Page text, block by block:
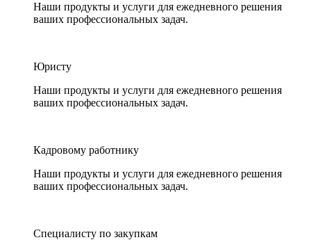
Наши продукты и услуги для ежедневного решения
ваших профессиональных задач.
Юристу
Наши продукты и услуги для ежедневного решения
ваших профессиональных задач.
Кадровому работнику
Наши продукты и услуги для ежедневного решения
ваших профессиональных задач.
Специалисту по закупкам